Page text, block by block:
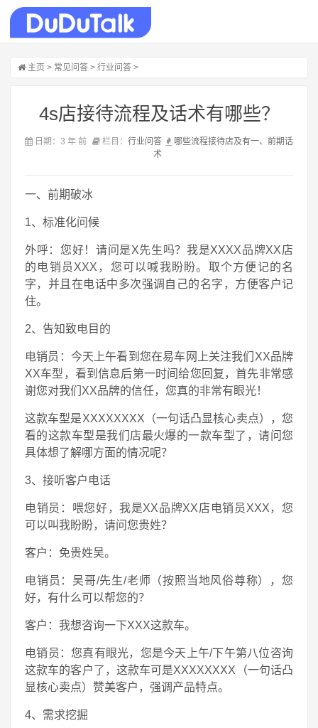
主页 > 常见问答 > 行业问答 >
4s店接待流程及话术有哪些？
日期：3 年 前 栏目： 行业问答 哪些流程接待店及有一、 前期话
术
一、前期破冰
1、标准化问候
外呼：您好！请问是X先生吗？我是XXXX品牌XX店
的电销员XXX，您可以喊我盼盼。取个方便记的名
字，并且在电话中多次强调自己的名字，方便客户记
住。
2、告知致电目的
电销员：今天上午看到您在易车网上关注我们XX品牌
XX车型，看到信息后第一时间给您回复，首先非常感
谢您对我们XX品牌的信任，您真的非常有眼光！
这款车型是XXXXXXXX（一句话凸显核心卖点），您
看的这款车型是我们店最火爆的一款车型了，请问您
具体想了解哪方面的情况呢？
3、接听客户电话
电销员：喂您好，我是XX品牌XX店电销员XXX，您
可以叫我盼盼，请问您贵姓？
客户：免贵姓吴。
电销员：吴哥/先生/老师（按照当地风俗尊称），您
好，有什么可以帮您的？
客户：我想咨询一下XXX这款车。
电销员：您真有眼光，您是今天上午/下午第八位咨询
这款车的客户了，这款车可是XXXXXXXX（一句话凸
显核心卖点）赞美客户，强调产品特点。
4、需求挖掘